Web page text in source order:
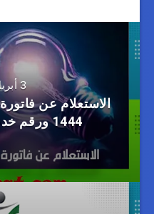
3 أبريل، 2023
الاستعلام عن
1444 ورقم خدمة عملاء الكهرباء